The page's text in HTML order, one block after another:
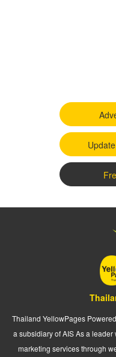
Thailand YellowPages
a subsidiary of AIS As a
marketing services through